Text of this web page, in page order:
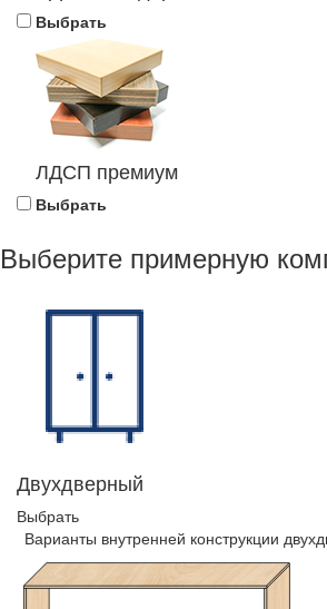
Выбрать
ЛДСП премиум
Выбрать
Выберите примерную
Двухдверный
Выбрать
Варианты внутренней конструкции